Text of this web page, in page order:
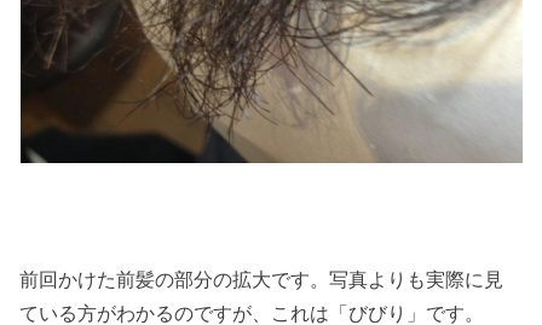
前回かけた前髪の部分の拡大です。写真よりも実際に見
ている方がわかるのですが、これは「びびり」です。